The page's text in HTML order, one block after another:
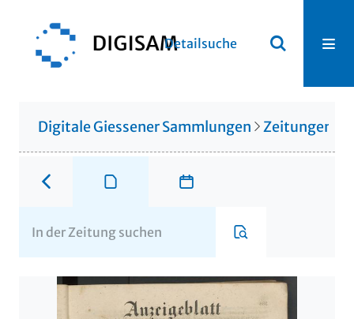
Detailsuche
Digitale Giessener Sammlungen Zeitungen